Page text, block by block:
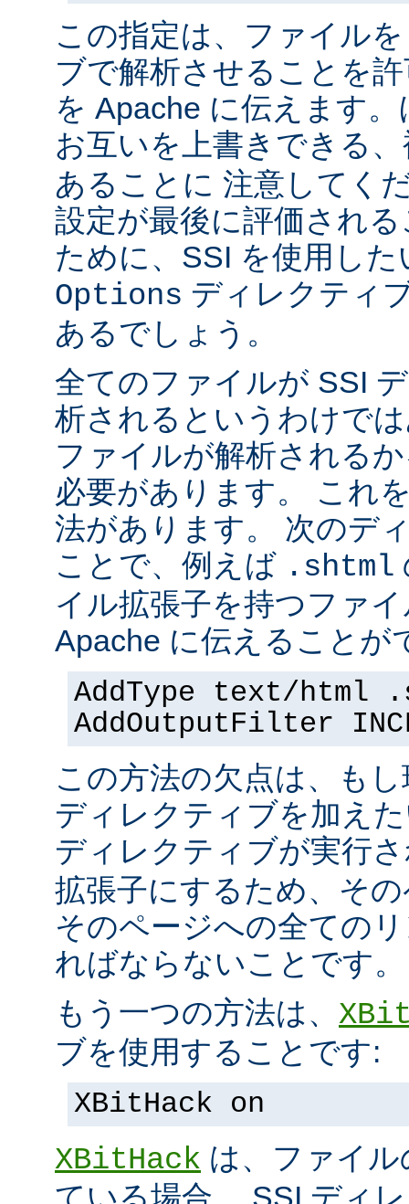
この指定は、ファイル
ブで解析させることを
を Apache に伝えます
お互いを上書きできる
あることに 注意してく
設定が最後に評価され
ために、SSI を使用し
Options ディレクティ
あるでしょう。
全てのファイルが SSI
析されるというわけで
ファイルが解析される
必要があります。 これ
法があります。 次のデ
ことで、例えば .shtml
イル拡張子を持つファ
Apache に伝えることが
AddType text/html
AddOutputFilter
この方法の欠点は、も
ディレクティブを加え
ディレクティブが実行
拡張子にするため、そ
そのページへの全ての
ればならないことです。
もう一つの方法は、
ブを使用することです:
XBitHack on
XBitHack は、ファイ